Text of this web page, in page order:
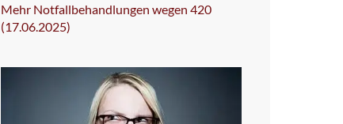
Mehr Notfallbehandlungen wegen 420
(17.06.2025)